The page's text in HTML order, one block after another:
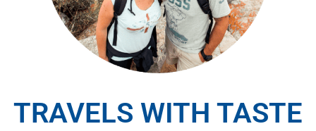
TRAVELS WITH TASTE